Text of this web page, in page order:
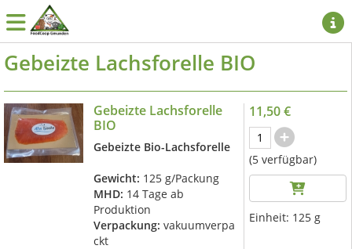
Gebeizte Lachsforelle BIO
Gebeizte Lachsforelle
BIO
Gebeizte Bio-Lachsforelle
Gewicht: 125 g/Packung
MHD: 14 Tage ab
Produktion
Verpackung: vakuumverpa
ckt
11,50 €
(5 verfügbar)
Einheit: 125 g